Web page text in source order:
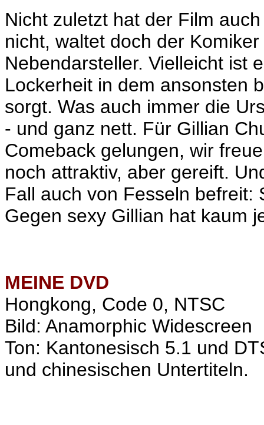
Nicht zuletzt hat der Film
nicht, waltet doch der
Nebendarsteller. Vielleicht ist
Lockerheit in dem ansonsten
sorgt. Was auch immer die
- und ganz nett. Für Gillian
Comeback gelungen, wir
noch attraktiv, aber gereift.
Fall auch von Fesseln befreit:
Gegen sexy Gillian hat kaum
MEINE DVD
Hongkong, Code 0, NTSC
Bild: Anamorphic Widescreen
Ton: Kantonesisch 5.1 und
und chinesischen Untertiteln.